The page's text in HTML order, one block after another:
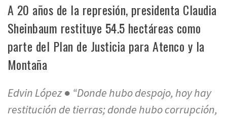
A 20 años de la represión, presidenta Claudia
Sheinbaum restituye 54.5 hectáreas como
parte del Plan de Justicia para Atenco y la
Montaña
Edvin López ● “Donde hubo despojo, hoy hay
restitución de tierras; donde hubo corrupción,